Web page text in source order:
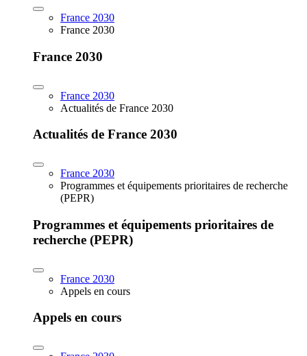
France 2030
France 2030
France 2030
France 2030
Actualités de France 2030
Actualités de France 2030
France 2030
Programmes et équipements prioritaires de recherche
(PEPR)
Programmes et équipements prioritaires de
recherche (PEPR)
France 2030
Appels en cours
Appels en cours